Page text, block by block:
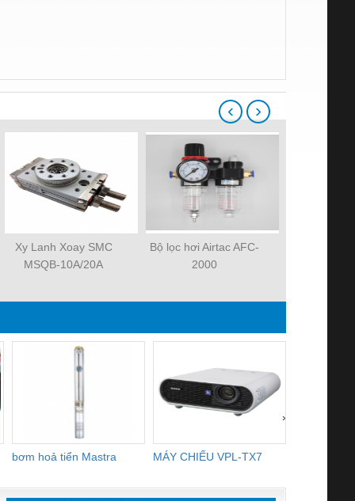
Xy Lanh Xoay SMC
MSQB-10A/20A
Bộ lọc hơi Airtac AFC-
2000
‹ ›
bơm hoả tiển Mastra MÁY CHIẾU VPL-TX7
›